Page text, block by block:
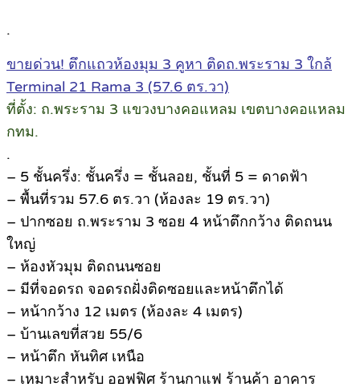
.
ขายด่วน! ตึกแถวห้องมุม 3 คูหา ติดถ.พระราม 3 ใกล้
Terminal 21 Rama 3 (57.6 ตร.วา)
ที่ตั้ง: ถ.พระราม 3 แขวงบางคอแหลม เขตบางคอแหลม
กทม.
.
– 5 ชั้นครึ่ง: ชั้นครึ่ง = ชั้นลอย, ชั้นที่ 5 = ดาดฟ้า
– พื้นที่รวม 57.6 ตร.วา (ห้องละ 19 ตร.วา)
– ปากซอย ถ.พระราม 3 ซอย 4 หน้าตึกกว้าง ติดถนน
ใหญ่
– ห้องหัวมุม ติดถนนซอย
– มีที่จอดรถ จอดรถฝั่งติดซอยและหน้าตึกได้
– หน้ากว้าง 12 เมตร (ห้องละ 4 เมตร)
– บ้านเลขที่สวย 55/6
– หน้าตึก หันทิศ เหนือ
– เหมาะสำหรับ ออฟฟิศ ร้านกาแฟ ร้านค้า อาคาร